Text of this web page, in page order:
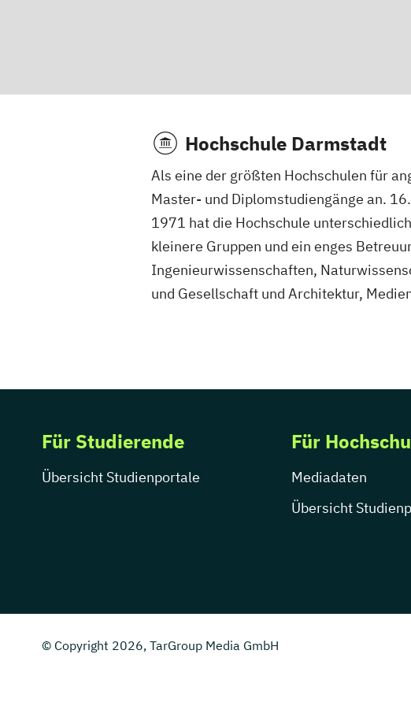
Hochschule Darmstadt
Als eine der größten Hochschulen für
Master- und Diplomstudiengänge an.
1971 hat die Hochschule
kleinere Gruppen und ein enges
Ingenieurwissenschaften,
und Gesellschaft und Architektur,
Für Studierende
Übersicht Studienportale
Für
Mediadaten
Übersicht
© Copyright 2026, TarGroup Media GmbH